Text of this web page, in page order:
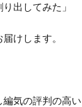
出してみた」
けします。
気の評判の高い